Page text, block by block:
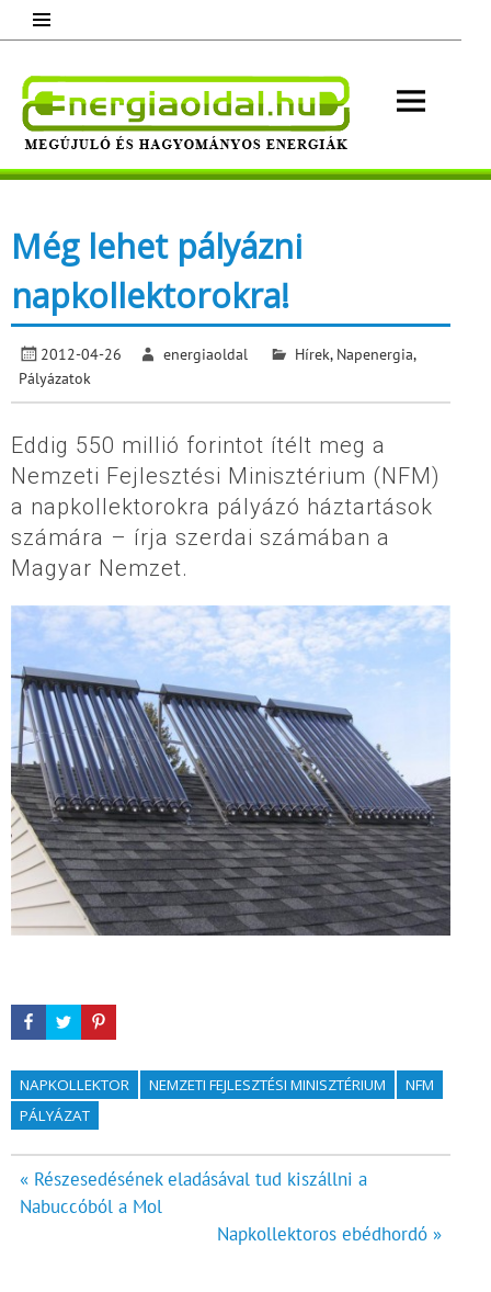
content
Megújuló és hagyományos energiák.
Még lehet pályázni
napkollektorokra!
2012-04-26 energiaoldal Hírek, Napenergia,
Pályázatok
Eddig 550 millió forintot ítélt meg a
Nemzeti Fejlesztési Minisztérium (NFM)
a napkollektorokra pályázó háztartások
számára – írja szerdai számában a
Magyar Nemzet.
NAPKOLLEKTOR NEMZETI FEJLESZTÉSI MINISZTÉRIUM
NFM
PÁLYÁZAT
Bejegyzés
navigáció
« Részesedésének eladásával tud kiszállni a
Nabuccóból a Mol
Napkollektoros ebédhordó »